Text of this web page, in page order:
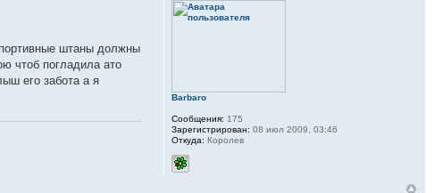
штаны должны
чтоб погладила ато
его забота а я
Barbaro
Сообщения: 175
Зарегистрирован: 08 июл 2009, 03:46
Откуда: Королев